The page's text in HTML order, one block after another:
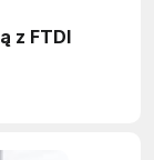
z FTDI